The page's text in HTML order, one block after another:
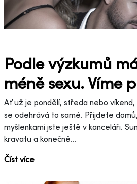
Podle výzkumů
méně sexu. Víme
Ať už je pondělí, středa nebo
se odehrává to samé. Přijdete domů,
myšlenkami jste ještě v kanceláři.
kravatu a konečně...
Číst více